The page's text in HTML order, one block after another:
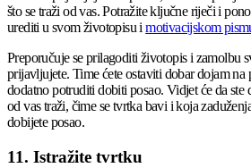
što se traži od vas. Potražite ključne riječi i
urediti u svom životopisu imotivacijskom
Preporučuje se prilagoditi životopis i zamolbu
prijavljujete. Time ćete ostaviti dobar dojam na
dodatno potruditi dobiti posao. Vidjet će da ste
od vas traži, čime se tvrtka bavi i koja
dobijete posao.
11. Istražite tvrtku